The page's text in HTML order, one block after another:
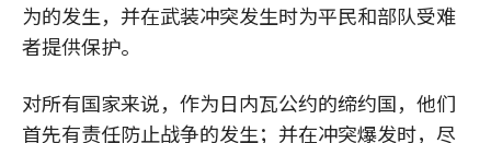
为的发生，并在武装冲突发生时为平民和部队受难
者提供保护。
对所有国家来说，作为日内瓦公约的缔约国，他们
首先有责任防止战争的发生；并在冲突爆发时，尽